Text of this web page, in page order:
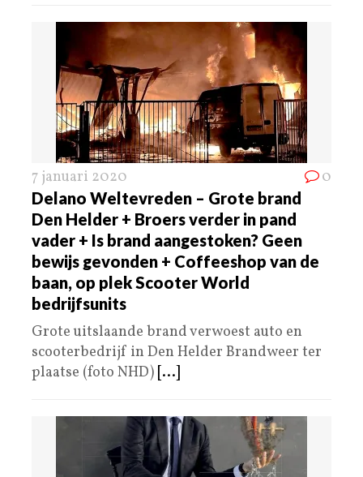
7 januari 2020 0
Delano Weltevreden – Grote brand
Den Helder + Broers verder in pand
vader + Is brand aangestoken? Geen
bewijs gevonden + Coffeeshop van de
baan, op plek Scooter World
bedrijfsunits
Grote uitslaande brand verwoest auto en
scooterbedrijf in Den Helder Brandweer ter
plaatse (foto NHD) [...]